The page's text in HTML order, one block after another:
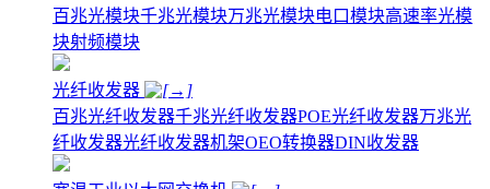
百兆光模块千兆光模块万兆光模块电口模块高速率光模
块射频模块
光纤收发器
百兆光纤收发器千兆光纤收发器POE光纤收发器万兆光
纤收发器光纤收发器机架OEO转换器DIN收发器